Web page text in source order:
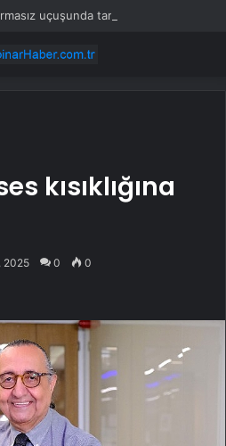
kısıklığına
2025 0 0